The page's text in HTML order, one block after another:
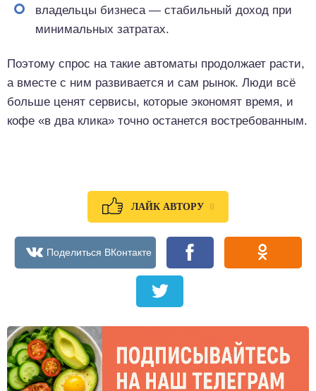
владельцы бизнеса — стабильный доход при
минимальных затратах.
Поэтому спрос на такие автоматы продолжает расти,
а вместе с ним развивается и сам рынок. Люди всё
больше ценят сервисы, которые экономят время, и
кофе «в два клика» точно останется востребованным.
ЛАЙК АВТОРУ 0